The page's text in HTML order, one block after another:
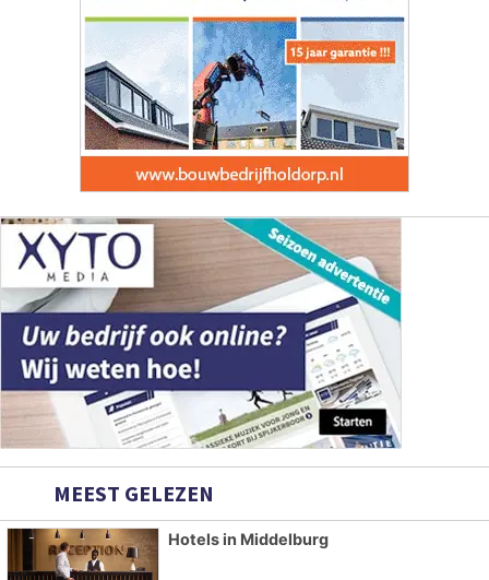
MEEST GELEZEN
Hotels in Middelburg